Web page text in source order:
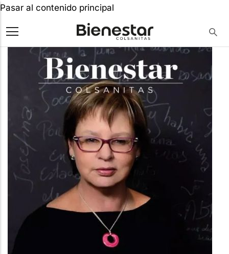
Pasar al contenido principal